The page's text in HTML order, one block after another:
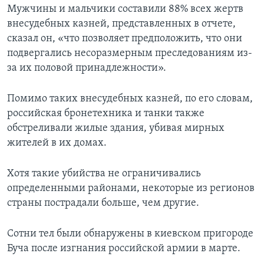
Мужчины и мальчики составили 88% всех жертв
внесудебных казней, представленных в отчете,
сказал он, «что позволяет предположить, что они
подвергались несоразмерным преследованиям из-
за их половой принадлежности».
Помимо таких внесудебных казней, по его словам,
российская бронетехника и танки также
обстреливали жилые здания, убивая мирных
жителей в их домах.
Хотя такие убийства не ограничивались
определенными районами, некоторые из регионов
страны пострадали больше, чем другие.
Сотни тел были обнаружены в киевском пригороде
Буча после изгнания российской армии в марте.